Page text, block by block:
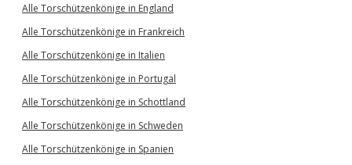
Alle Torschützenkönige in England
Alle Torschützenkönige in Frankreich
Alle Torschützenkönige in Italien
Alle Torschützenkönige in Portugal
Alle Torschützenkönige in Schottland
Alle Torschützenkönige in Schweden
Alle Torschützenkönige in Spanien